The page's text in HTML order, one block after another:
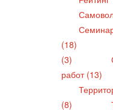
(18)
(3)
работ (13)
(8)